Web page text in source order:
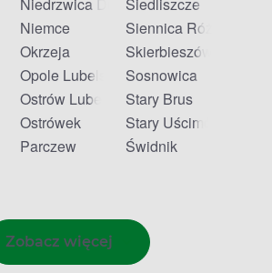
Niemce
Okrzeja
Opole Lubelskie
Ostrów Lubelski
Ostrówek
Parczew
Siennica Różana
Skierbieszów
Sosnowica
Stary Brus
Stary Uścimów
Świdnik
Zobacz więcej